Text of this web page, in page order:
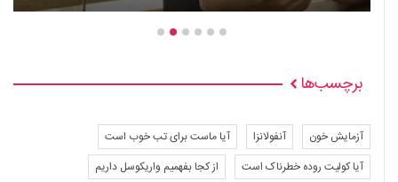
برچسب‌ها
آزمایش خون آنفولانزا
آیا ماست برای تب خوب است
آیا کولیت روده خطرناک است
از کجا بفهمیم واریکوسل داریم